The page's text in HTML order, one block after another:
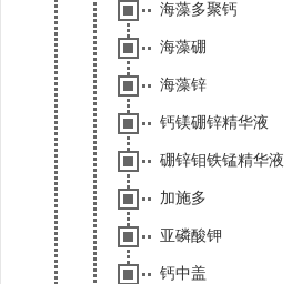
海藻多聚钙
海藻硼
海藻锌
钙镁硼锌精华液
硼锌钼铁锰精华液
加施多
亚磷酸钾
钙中盖